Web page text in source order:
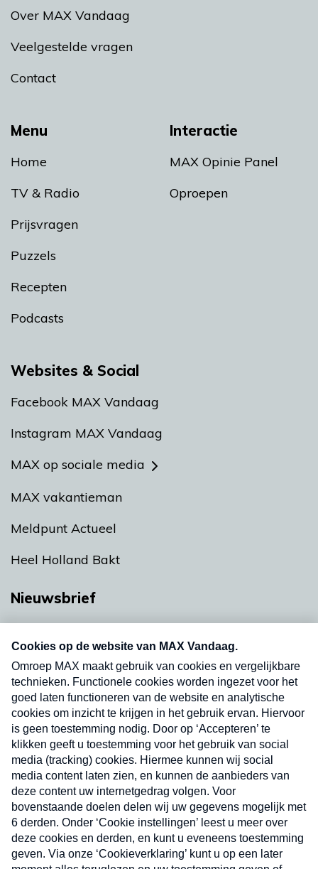
Menu
Home
TV & Radio
Prijsvragen
Puzzels
Recepten
Podcasts
Interactie
MAX Opinie Panel
Oproepen
Over MAX Vandaag
Veelgestelde vragen
Contact
Websites & Social
Facebook MAX Vandaag
Instagram MAX Vandaag
MAX op sociale media
MAX vakantieman
Meldpunt Actueel
Heel Holland Bakt
Nieuwsbrief
nieuwsbrief. Elke vrijdag- en dinsdagochtend in
uw mailbox.
Verzend
Nieuwsbrief
Neem hier een gratis abonnement op onze